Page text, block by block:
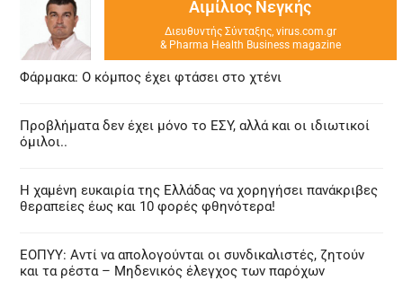
Αιμίλιος Νεγκής
Διευθυντής Σύνταξης, virus.com.gr
& Pharma Health Business magazine
Φάρμακα: Ο κόμπος έχει φτάσει στο χτένι
Προβλήματα δεν έχει μόνο το ΕΣΥ, αλλά και οι ιδιωτικοί
όμιλοι..
Η χαμένη ευκαιρία της Ελλάδας να χορηγήσει πανάκριβες
θεραπείες έως και 10 φορές φθηνότερα!
ΕΟΠΥΥ: Αντί να απολογούνται οι συνδικαλιστές, ζητούν
και τα ρέστα – Μηδενικός έλεγχος των παρόχων